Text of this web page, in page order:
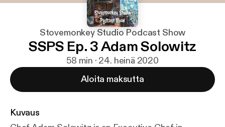
Stovemonkey Studio Podcast Show
SSPS Ep. 3 Adam Solowitz
58 min · 24. heinä 2020
Aloita maksutta
Kuvaus